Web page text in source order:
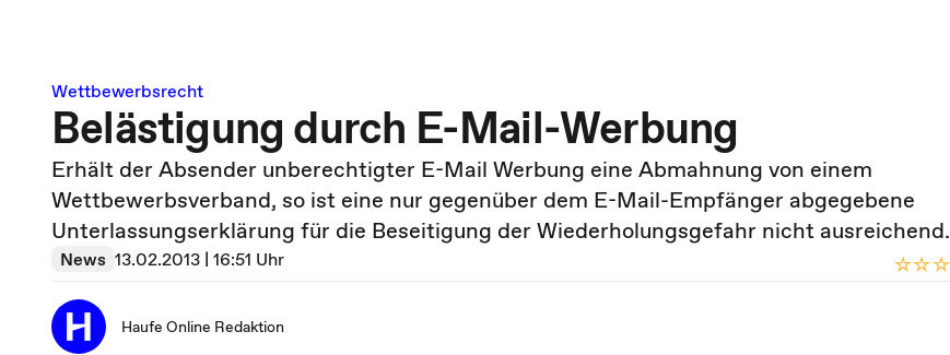
Wettbewerbsrecht
Belästigung durch E-Mail-Werbung
Erhält der Absender unberechtigter E-Mail Werbung eine Abmahnung von einem
Wettbewerbsverband, so ist eine nur gegenüber dem E-Mail-Empfänger abgegebene
Unterlassungserklärung für die Beseitigung der Wiederholungsgefahr nicht ausreichend.
News 13.02.2013 | 16:51 Uhr
Haufe Online Redaktion